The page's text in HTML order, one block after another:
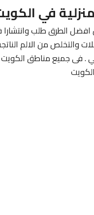
في
افضل الطرق طلب
والتخلص من الالم
. فى جميع مناطق